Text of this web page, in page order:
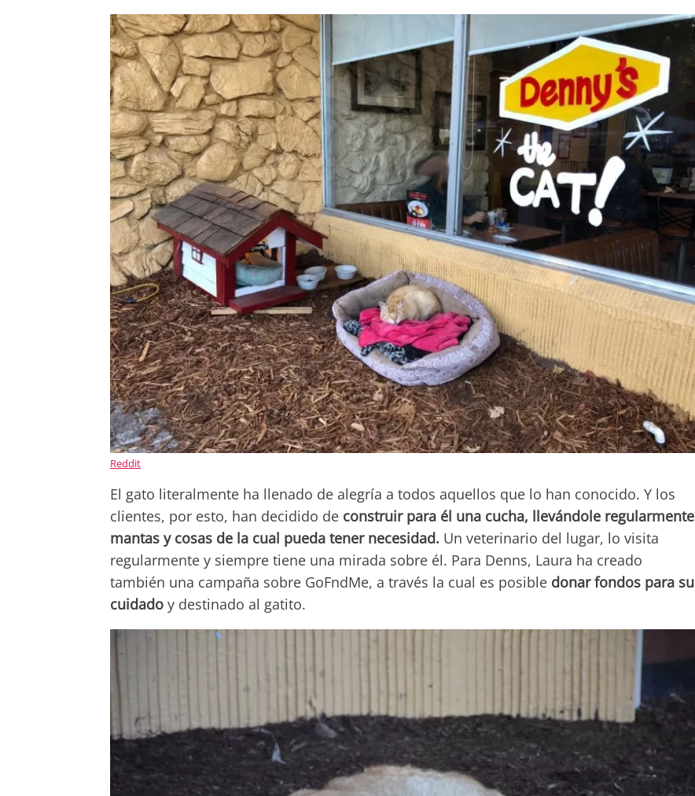
Reddit
El gato literalmente ha llenado de alegría a todos aquellos que lo han conocido. Y los
clientes, por esto, han decidido de construir para él una cucha, llevándole regularmente
mantas y cosas de la cual pueda tener necesidad. Un veterinario del lugar, lo visita
regularmente y siempre tiene una mirada sobre él. Para Denns, Laura ha creado
también una campaña sobre GoFndMe, a través la cual es posible donar fondos para su
cuidado y destinado al gatito.